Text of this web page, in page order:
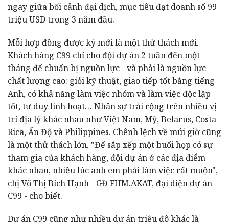
ngay giữa bối cảnh đại dịch, mục tiêu đạt doanh số 99
triệu USD trong 3 năm đầu.
Mỗi hợp đồng được ký mới là một thử thách mới.
Khách hàng C99 chỉ cho đội dự án 2 tuần đến một
tháng để chuẩn bị nguồn lực - và phải là nguồn lực
chất lượng cao: giỏi kỹ thuật, giao tiếp tốt bằng tiếng
Anh, có khả năng làm việc nhóm và làm việc độc lập
tốt, tư duy linh hoạt… Nhân sự trải rộng trên nhiều vị
trí địa lý khác nhau như Việt Nam, Mỹ, Belarus, Costa
Rica, Ấn Độ và Philippines. Chênh lệch về múi giờ cũng
là một thử thách lớn. "Để sắp xếp một buổi họp có sự
tham gia của khách hàng, đội dự án ở các địa điểm
khác nhau, nhiều lúc anh em phải làm việc rất muộn",
chị Võ Thị Bích Hạnh - GĐ FHM.AKAT, đại diện dự án
C99 - cho biết.
Dự án C99 cũng như nhiều dự án triệu đô khác là